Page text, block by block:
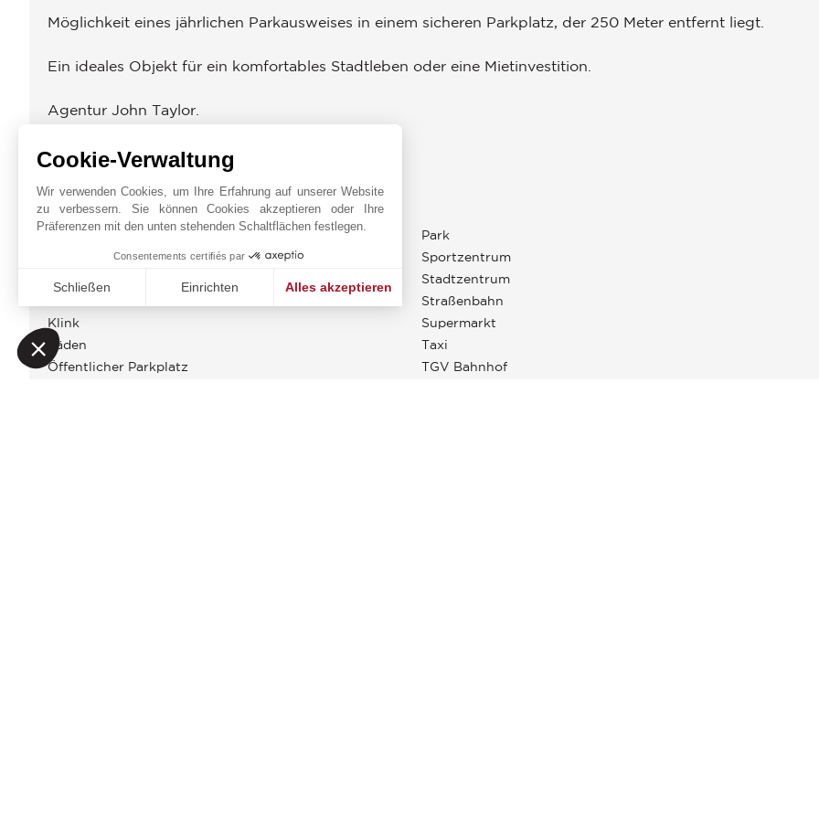
Möglichkeit eines jährlichen Parkausweises in einem sicheren Parkplatz, der 250 Meter entfernt liegt.
Ein ideales Objekt für ein komfortables Stadtleben oder eine Mietinvestition.
Agentur John Taylor.
ENERGIEDIAGNOSE
UMGEBUNG
Arzt
Flughafen
Klink
Läden
Öffentlicher Parkplatz
Park
Sportzentrum
Stadtzentrum
Straßenbahn
Supermarkt
Taxi
TGV Bahnhof
Cookie-Verwaltung
Wir verwenden Cookies, um Ihre Erfahrung auf unserer Website
zu verbessern. Sie können Cookies akzeptieren oder Ihre
Präferenzen mit den unten stehenden Schaltflächen festlegen.
Consentements certifiés par
Schließen Einrichten Alles akzeptieren
Axeptio consent
Einwilligungsmanagementplattform: Passen Sie Ihre Optionen an
Unsere Plattform ermöglicht es Ihnen, Ihre Datenschutzeinstellungen individuell zu gestalten und zu verwalten, um die